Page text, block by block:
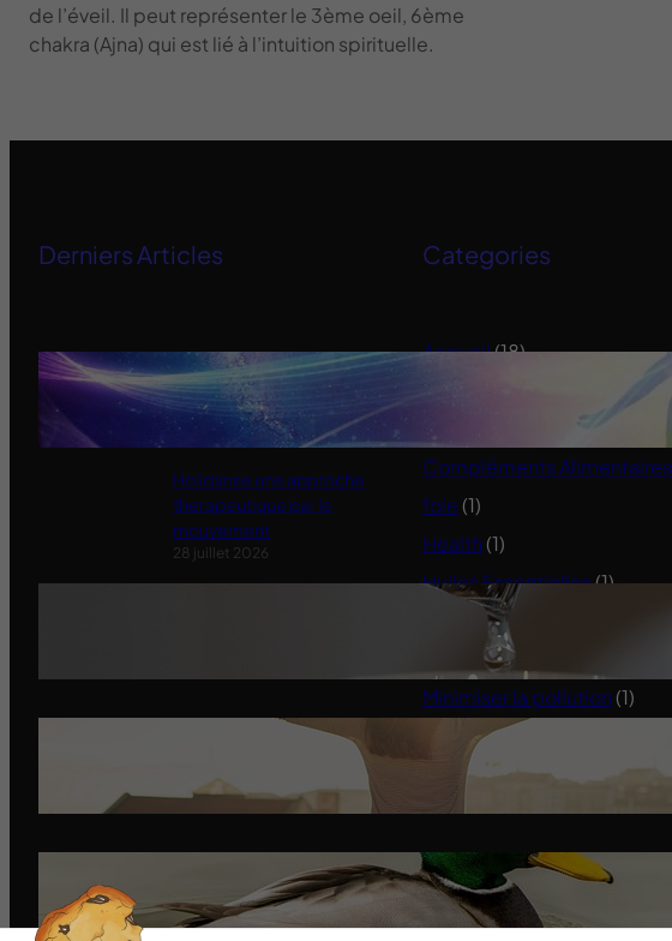
de l’éveil. Il peut représenter le 3ème oeil, 6ème
chakra (Ajna) qui est lié à l’intuition spirituelle.
Derniers Articles
Ensemble pour retrouver notre
souveraineté
11 janvier 2022
Holidanse une approche
therapeutique par le
mouvement
28 juillet 2026
Miracle Morning-Les
14 mars 2024
On a tous donné du pain aux
canards oui mais
14 mars 2024
Categories
Accueil(18)
Compléments Alimentaires
foie (1)
Health (1)
Huiles Essentielles(1)
Infos du site
Méditation – Spiritualité
Minimiser la pollution (1)
Santé(5)